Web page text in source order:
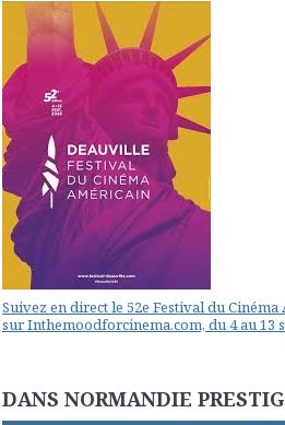
Suivez en direct le 52e Festival du
sur Inthemoodforcinema.com, du 4 au 13
DANS NORMANDIE